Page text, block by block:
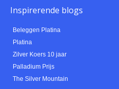
Inspirerende blogs
Beleggen Platina
Platina
Zilver Koers 10 jaar
Palladium Prijs
The Silver Mountain